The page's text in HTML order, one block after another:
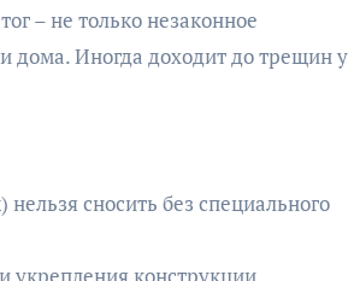
– не только незаконное
дома. Иногда доходит до трещин у
сносить без специального